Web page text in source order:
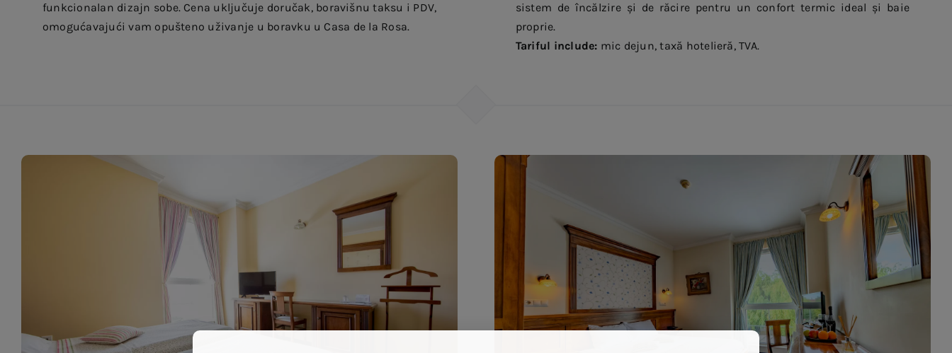
funkcionalan dizajn sobe. Cena uključuje doručak, boravišnu taksu i PDV,
omogućavajući vam opušteno uživanje u boravku u Casa de la Rosa.
sistem de încălzire și de răcire pentru un confort termic ideal și baie
proprie.
Tariful include: mic dejun, taxă hotelieră, TVA.